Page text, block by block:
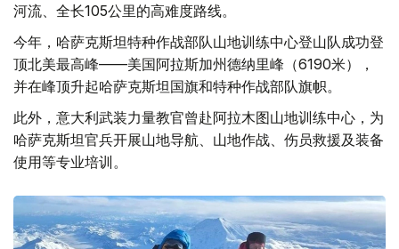
河流、全长105公里的高难度路线。
今年，哈萨克斯坦特种作战部队山地训练中心登山队成功登
顶北美最高峰——美国阿拉斯加州德纳里峰（6190米），
并在峰顶升起哈萨克斯坦国旗和特种作战部队旗帜。
此外，意大利武装力量教官曾赴阿拉木图山地训练中心，为
哈萨克斯坦官兵开展山地导航、山地作战、伤员救援及装备
使用等专业培训。